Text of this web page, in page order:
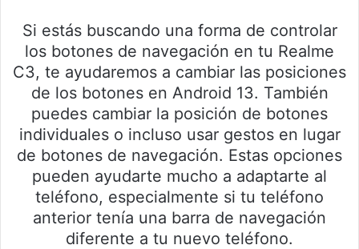
Si estás buscando una forma de controlar
los botones de navegación en tu Realme
C3, te ayudaremos a cambiar las posiciones
de los botones en Android 13. También
puedes cambiar la posición de botones
individuales o incluso usar gestos en lugar
de botones de navegación. Estas opciones
pueden ayudarte mucho a adaptarte al
teléfono, especialmente si tu teléfono
anterior tenía una barra de navegación
diferente a tu nuevo teléfono.